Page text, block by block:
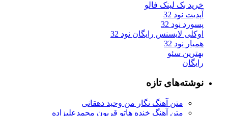
خرید بک لینک فالو
آپدیت نود 32
پسورد نود 32
اوکلی لایسنس رایگان نود 32
همیار نود 32
بهترین سئو
رایگان
نوشته‌های تازه
متن آهنگ نگار من وحید دهقانی
متن آهنگ خنده هاتو قربون محمدعلیزاده